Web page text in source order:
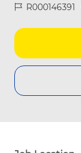
Job IdR000146391